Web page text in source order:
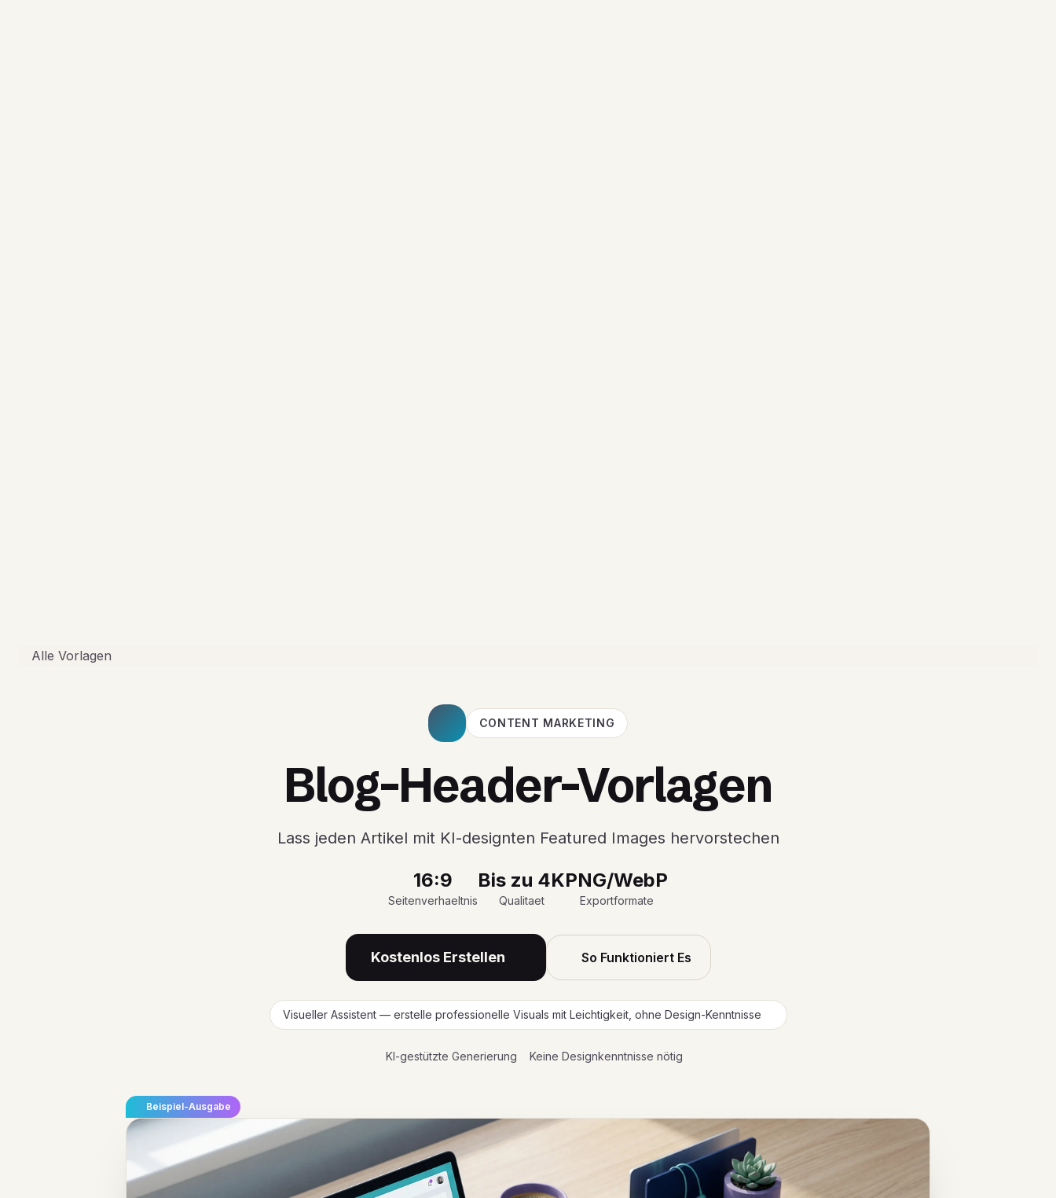
Alle Vorlagen
CONTENT MARKETING
Blog-Header-Vorlagen
Lass jeden Artikel mit KI-designten Featured Images hervorstechen
16:9
Seitenverhaeltnis
Bis zu 4K
Qualitaet
PNG/WebP
Exportformate
Kostenlos Erstellen So Funktioniert Es
Visueller Assistent — erstelle professionelle Visuals mit Leichtigkeit, ohne Design-Kenntnisse
KI-gestützte Generierung Keine Designkenntnisse nötig
Beispiel-Ausgabe